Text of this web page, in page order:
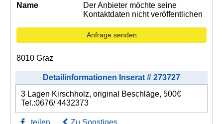
Name
Der Anbieter möchte seine
Kontaktdaten nicht veröffentlichen
Anfrage senden
8010 Graz
Detailinformationen Inserat # 273727
3 Lagen Kirschholz, original Beschläge, 500€
Tel.:0676/ 4432373
teilen Zu Sonstiges